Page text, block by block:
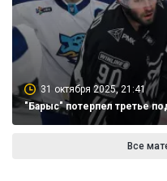
31 октября 2025, 21:41
"Барыс" потерпел третье
Все